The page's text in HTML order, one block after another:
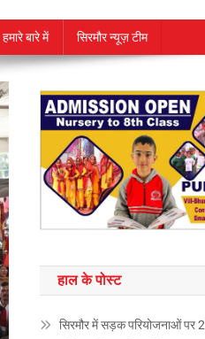
हमारे बारे में सिरमौर न्यूज़ टीम
हाल के पोस्ट
सिरमौर में सड़क परियोजनाओं पर